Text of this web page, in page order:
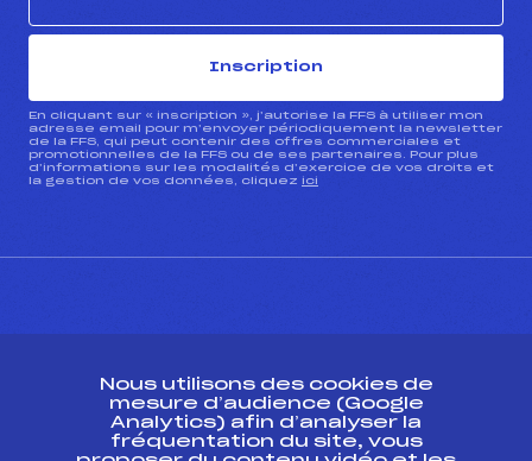
Inscription
En cliquant sur « inscription », j’autorise la FFS à utiliser mon
adresse email pour m’envoyer périodiquement la newsletter
de la FFS, qui peut contenir des offres commerciales et
promotionnelles de la FFS ou de ses partenaires. Pour plus
d’informations sur les modalités d’exercice de vos droits et
la gestion de vos données, cliquez ici
Ressources
Nous utilisons des cookies de
mesure d’audience (Google
Analytics) afin d’analyser la
fréquentation du site, vous